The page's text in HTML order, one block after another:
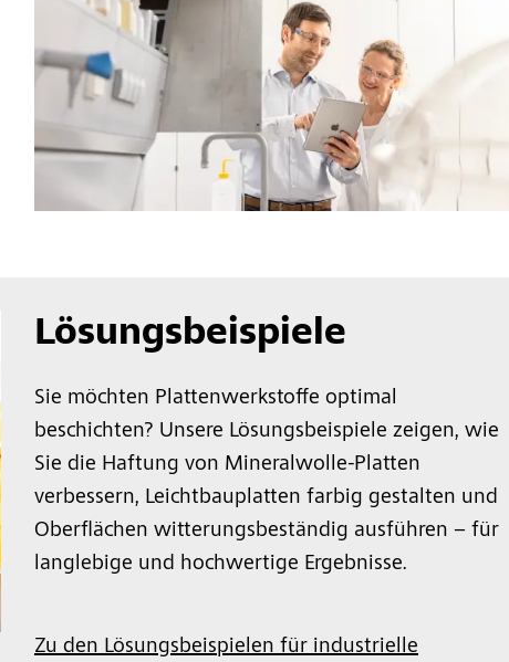
Lösungsbeispiele
Sie möchten Plattenwerkstoffe optimal
beschichten? Unsere Lösungsbeispiele zeigen, wie
Sie die Haftung von Mineralwolle-Platten
verbessern, Leichtbauplatten farbig gestalten und
Oberflächen witterungsbeständig ausführen – für
langlebige und hochwertige Ergebnisse.
Zu den Lösungsbeispielen für industrielle